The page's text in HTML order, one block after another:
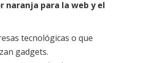
naranja para la web y el
tecnológicas o que
gadgets.